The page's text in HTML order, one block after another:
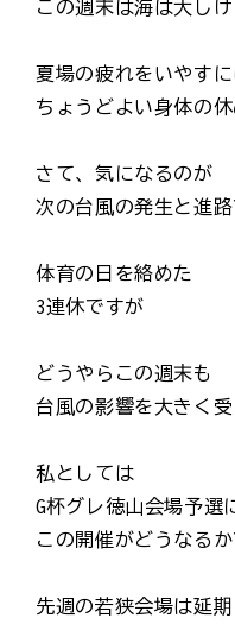
この週末は海は大しけ
夏場の疲れをいやす
ちょうどよい身体の
さて、気になるのが
次の台風の発生と進
体育の日を絡めた
3連休ですが
どうやらこの週末も
台風の影響を大きく
私としては
G杯グレ徳山会場予選
この開催がどうなる
先週の若狭会場は延